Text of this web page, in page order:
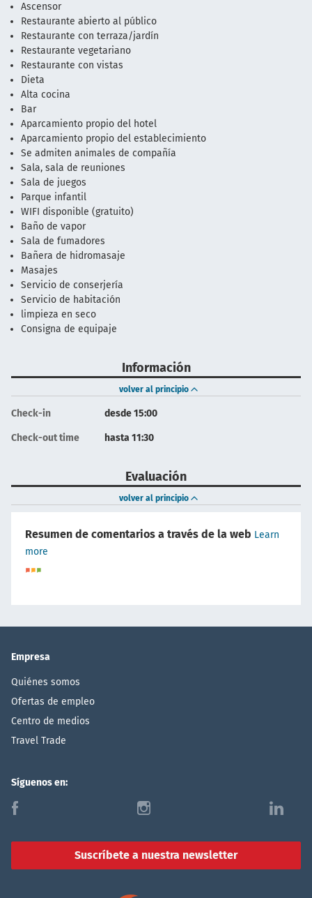
Ascensor
Restaurante abierto al público
Restaurante con terraza/jardín
Restaurante vegetariano
Restaurante con vistas
Dieta
Alta cocina
Bar
Aparcamiento propio del hotel
Aparcamiento propio del establecimiento
Se admiten animales de compañía
Sala, sala de reuniones
Sala de juegos
Parque infantil
WIFI disponible (gratuito)
Baño de vapor
Sala de fumadores
Bañera de hidromasaje
Masajes
Servicio de conserjería
Servicio de habitación
limpieza en seco
Consigna de equipaje
Información
volver al principio
Check-in desde 15:00
Check-out time hasta 11:30
Evaluación
volver al principio
Resumen de comentarios a través de la web Learn
more
Empresa
Quiénes somos
Ofertas de empleo
Centro de medios
Travel Trade
Síguenos en:
f i l
Suscríbete a nuestra newsletter